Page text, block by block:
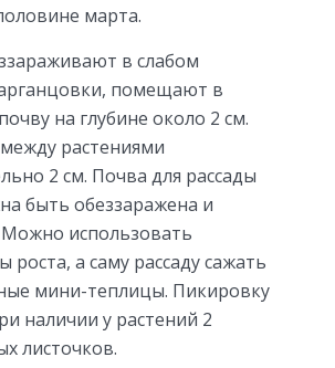
марта.
в слабом
помещают в
на глубине около 2 см.
растениями
2 см. Почва для рассады
быть обеззаражена и
использовать
роста, а саму рассаду сажать
мини-теплицы. Пикировку
наличии у растений 2
листочков.